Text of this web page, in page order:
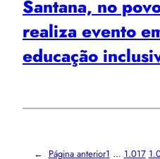
Santana, no
realiza evento
educação
← Página anterior1 … 1.017